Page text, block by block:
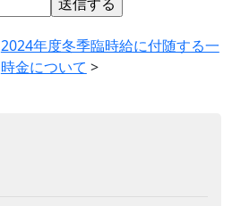
2024年度冬季臨時給に付随する一
時金について >